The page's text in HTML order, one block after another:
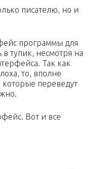
писателю, но и
программы для
в тупик, несмотря на
Так как
то, вполне
переведут
Вот и все